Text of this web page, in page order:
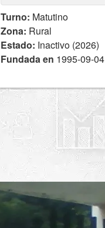
Turno: Matutino
Zona: Rural
Estado: Inactivo (2026)
Fundada en 1995-09-04